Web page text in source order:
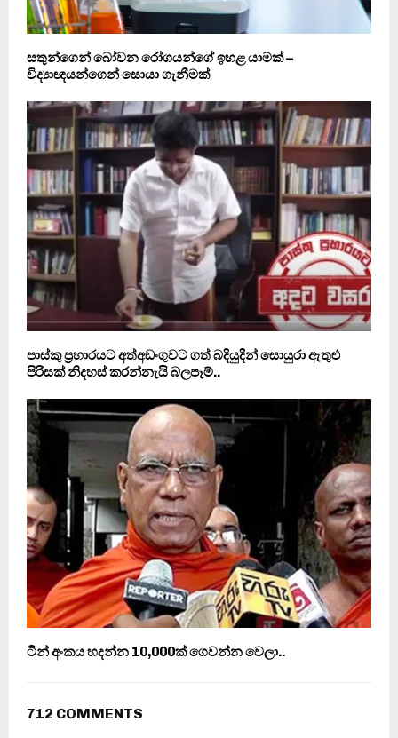
සතුන්ගෙන් බෝවන රෝගයන්ගේ ඉහළ යාමක් –
විද්‍යාඥයන්ගෙන් සොයා ගැනීමක්
පාස්කු ප‍්‍රහාරයට අත්අඩංගුවට ගත් බදියුදීන් සොයුරා ඇතුළු
පිරිසක් නිදහස් කරන්නැයි බලපෑම්..
ටින් අංකය හදන්න 10,000ක් ගෙවන්න වෙලා..
712 COMMENTS